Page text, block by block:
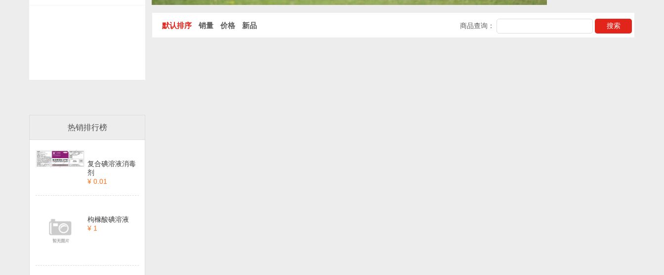
默认排序 销量 价格 新品 商品查询：
热销排行榜
复合碘溶液消毒
剂
¥ 0.01
枸橼酸碘溶液
¥ 1